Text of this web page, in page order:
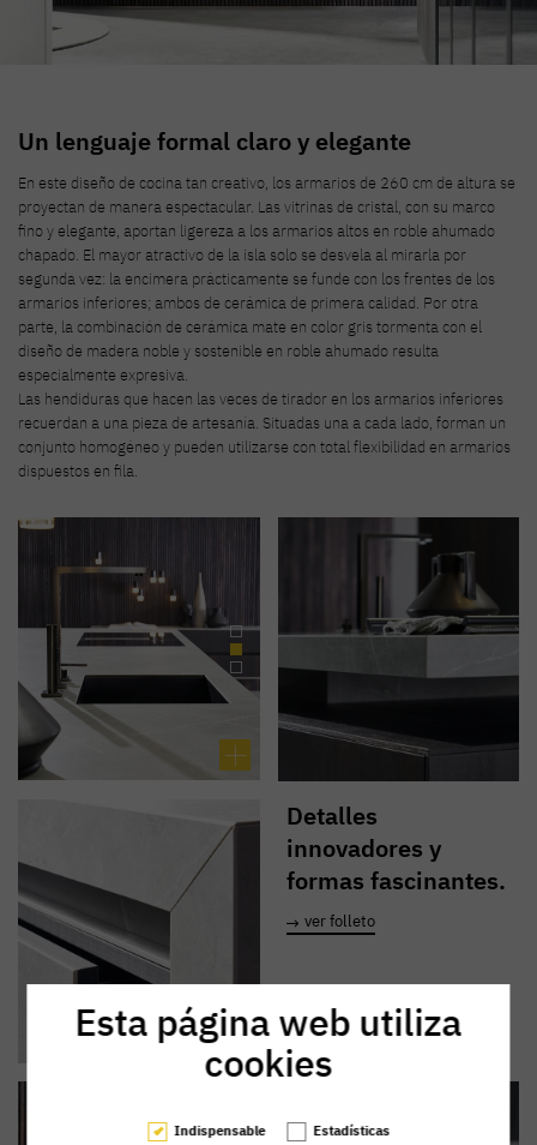
Un lenguaje formal claro y elegante
En este diseño de cocina tan creativo, los armarios de 260 cm de altura se
proyectan de manera espectacular. Las vitrinas de cristal, con su marco
fino y elegante, aportan ligereza a los armarios altos en roble ahumado
chapado. El mayor atractivo de la isla solo se desvela al mirarla por
segunda vez: la encimera prácticamente se funde con los frentes de los
armarios inferiores; ambos de cerámica de primera calidad. Por otra
parte, la combinación de cerámica mate en color gris tormenta con el
diseño de madera noble y sostenible en roble ahumado resulta
especialmente expresiva.
Las hendiduras que hacen las veces de tirador en los armarios inferiores
recuerdan a una pieza de artesanía. Situadas una a cada lado, forman un
conjunto homogéneo y pueden utilizarse con total flexibilidad en armarios
dispuestos en fila.
Detalles
innovadores y
formas fascinantes.
ver folleto
Esta página web utiliza
cookies
Indispensable Estadísticas